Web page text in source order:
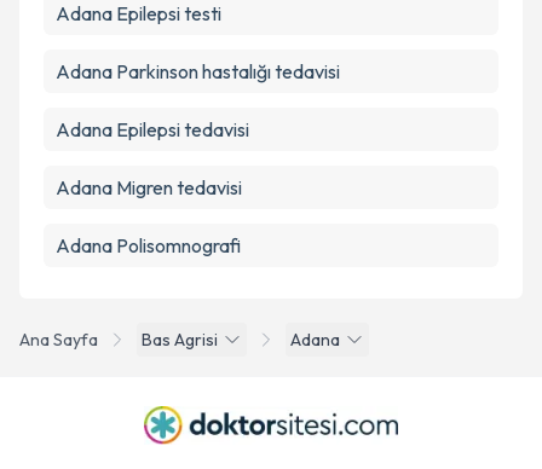
Ana Sayfa Bas Agrisi Adana
Adana Epilepsi testi
Adana Parkinson hastalığı tedavisi
Adana Epilepsi tedavisi
Adana Migren tedavisi
Adana Polisomnografi